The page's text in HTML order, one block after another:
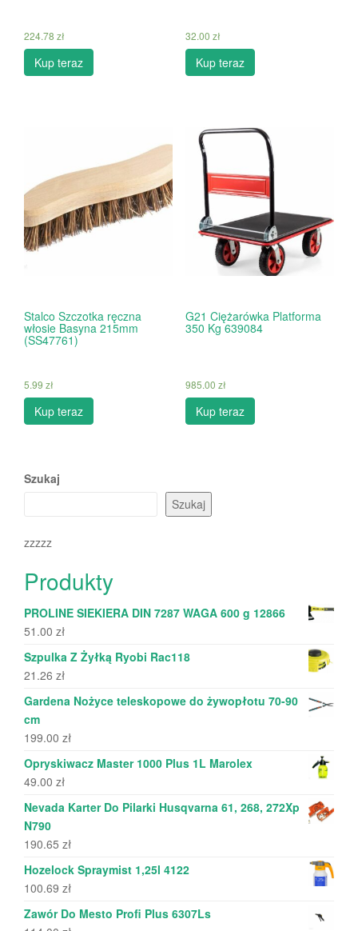
224.78 zł
Kup teraz
32.00 zł
Kup teraz
Stalco Szczotka ręczna
włosie Basyna 215mm
(SS47761)
5.99 zł
Kup teraz
G21 Ciężarówka Platforma
350 Kg 639084
985.00 zł
Kup teraz
Szukaj
Szukaj
zzzzz
Produkty
PROLINE SIEKIERA DIN 7287 WAGA 600 g 12866
51.00 zł
Szpulka Z Żyłką Ryobi Rac118
21.26 zł
Gardena Nożyce teleskopowe do żywopłotu 70-90
cm
199.00 zł
Opryskiwacz Master 1000 Plus 1L Marolex
49.00 zł
Nevada Karter Do Pilarki Husqvarna 61, 268, 272Xp
N790
190.65 zł
Hozelock Spraymist 1,25l 4122
100.69 zł
Zawór Do Mesto Profi Plus 6307Ls